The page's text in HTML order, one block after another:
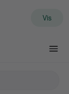
Vis